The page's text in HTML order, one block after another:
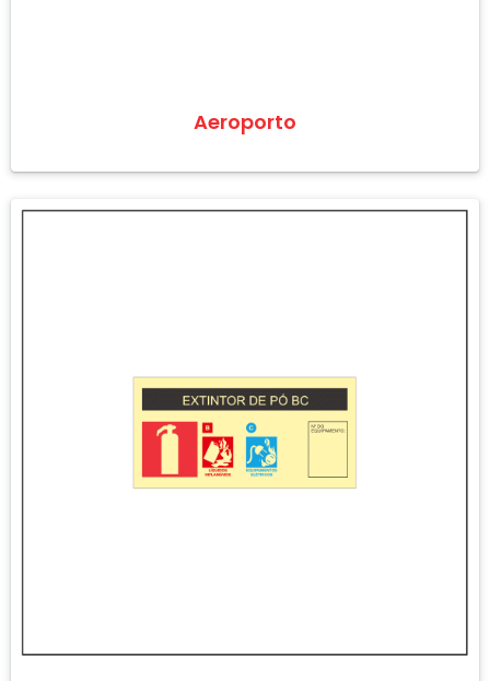
Aeroporto